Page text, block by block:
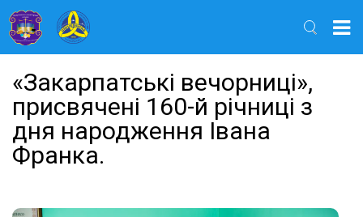
«Закарпатські вечорниці»,
присвячені 160-й річниці з
дня народження Івана
Франка.